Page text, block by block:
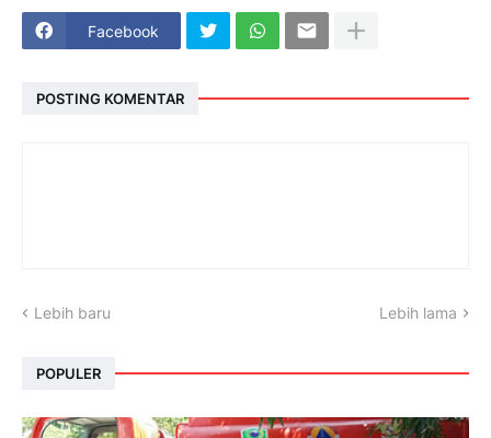
Facebook
POSTING KOMENTAR
Lebih baru Lebih lama
POPULER